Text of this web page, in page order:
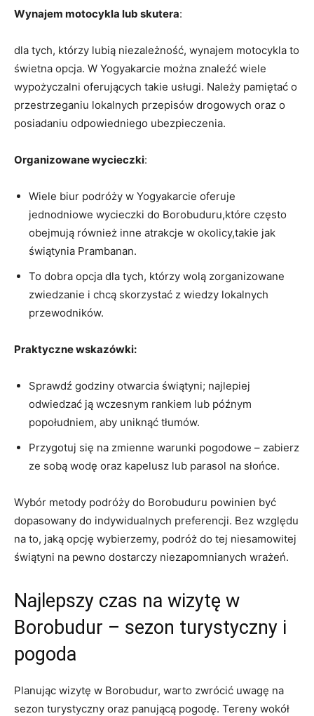
Wynajem motocykla lub skutera:
dla tych, którzy lubią niezależność, wynajem motocykla to
świetna opcja. W Yogyakarcie można znaleźć wiele
wypożyczalni oferujących takie usługi. Należy pamiętać o
przestrzeganiu lokalnych przepisów drogowych oraz o
posiadaniu odpowiedniego ubezpieczenia.
Organizowane wycieczki:
Wiele biur podróży w Yogyakarcie oferuje
jednodniowe wycieczki do Borobuduru,które często
obejmują również inne atrakcje w okolicy,takie jak
świątynia Prambanan.
To dobra opcja dla tych, którzy wolą zorganizowane
zwiedzanie i chcą skorzystać z wiedzy lokalnych
przewodników.
Praktyczne wskazówki:
Sprawdź godziny otwarcia świątyni; najlepiej
odwiedzać ją wczesnym rankiem lub późnym
popołudniem, aby uniknąć tłumów.
Przygotuj się na zmienne warunki pogodowe – zabierz
ze sobą wodę oraz kapelusz lub parasol na słońce.
Wybór metody podróży do Borobuduru powinien być
dopasowany do indywidualnych preferencji. Bez względu
na to, jaką opcję wybierzemy, podróż do tej niesamowitej
świątyni na pewno dostarczy niezapomnianych wrażeń.
Najlepszy czas na wizytę w
Borobudur – sezon turystyczny i
pogoda
Planując wizytę w Borobudur, warto zwrócić uwagę na
sezon turystyczny oraz panującą pogodę. Tereny wokół